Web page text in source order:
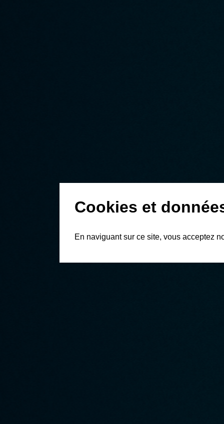
Cookies et
En naviguant sur ce site, vous acceptez